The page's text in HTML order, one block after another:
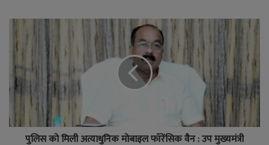
पुलिस को मिली अत्याधुनिक मोबाइल फॉरेंसिक वैन : उप मुख्यमंत्री